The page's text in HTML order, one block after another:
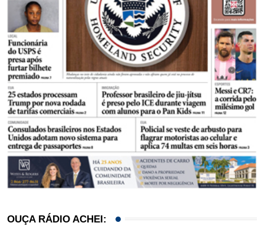
OUÇA RÁDIO ACHEI: